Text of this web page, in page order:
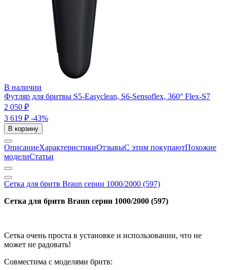
В наличии
Футляр для бритвы S5-Easyclean, S6-Sensoflex, 360° Flex-S7
2 050 ₽
3 619 ₽ -43%
В корзину
ОписаниеХарактеристикиОтзывыС этим покупаютПохожие
моделиСтатьи
Сетка для бритв Braun серии 1000/2000 (597)
Сетка для бритв Braun серии 1000/2000 (597)
Сетка очень проста в установке и использовании, что не
может не радовать!
Совместима с моделями бритв: